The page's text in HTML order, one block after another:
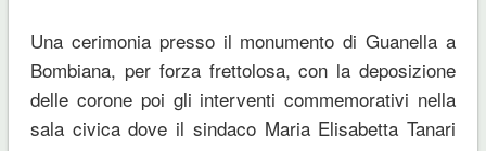
Una cerimonia presso il monumento di Guanella a
Bombiana, per forza frettolosa, con la deposizione
delle corone poi gli interventi commemorativi nella
sala civica dove il sindaco Maria Elisabetta Tanari